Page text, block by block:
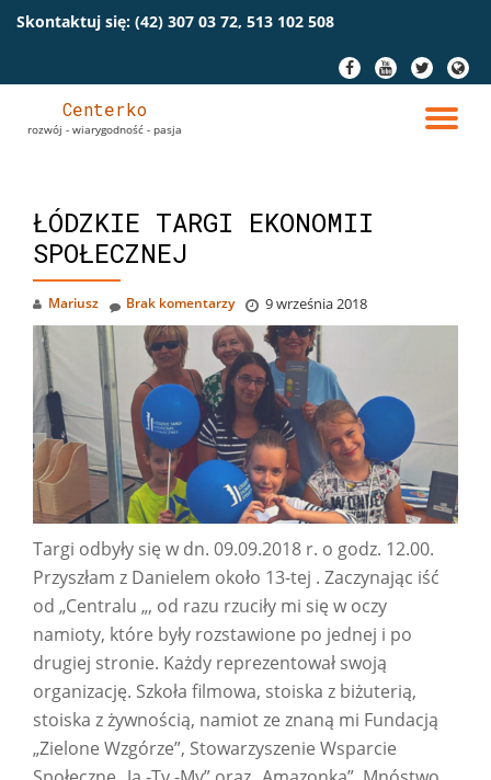
Skontaktuj się: (42) 307 03 72, 513 102 508
fa-
facebook
fa-
youtube
fa-
twitter
fa-
globe
Centerko
rozwój - wiarygodność - pasja
ŁÓDZKIE TARGI EKONOMII
SPOŁECZNEJ
Mariusz 9 września 2018
Brak komentarzy
Targi odbyły się w dn. 09.09.2018 r. o godz. 12.00.
Przyszłam z Danielem około 13-tej . Zaczynając iść
od „Centralu „, od razu rzuciły mi się w oczy
namioty, które były rozstawione po jednej i po
drugiej stronie. Każdy reprezentował swoją
organizację. Szkoła filmowa, stoiska z biżuterią,
stoiska z żywnością, namiot ze znaną mi Fundacją
„Zielone Wzgórze”, Stowarzyszenie Wsparcie